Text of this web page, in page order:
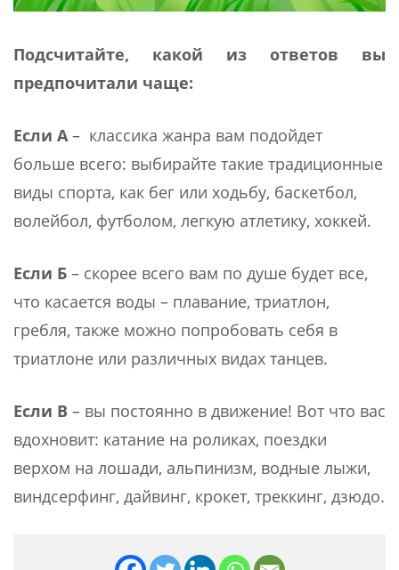
Подсчитайте, какой из ответов вы
предпочитали чаще:
Если А– классика жанра вам подойдет
больше всего: выбирайте такие традиционные
виды спорта, как бег или ходьбу, баскетбол,
волейбол, футболом, легкую атлетику, хоккей.
Если Б – скорее всего вам по душе будет все,
что касается воды – плавание, триатлон,
гребля, также можно попробовать себя в
триатлоне или различных видах танцев.
Если В – вы постоянно в движение! Вот что вас
вдохновит: катание на роликах, поездки
верхом на лошади, альпинизм, водные лыжи,
виндсерфинг, дайвинг, крокет, треккинг, дзюдо.